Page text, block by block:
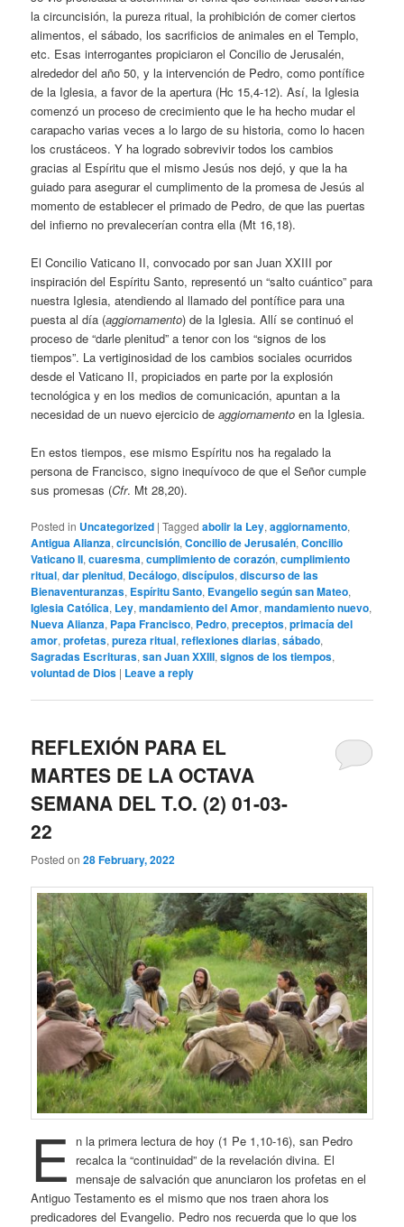
la circuncisión, la pureza ritual, la prohibición de comer ciertos
alimentos, el sábado, los sacrificios de animales en el Templo,
etc. Esas interrogantes propiciaron el Concilio de Jerusalén,
alrededor del año 50, y la intervención de Pedro, como pontífice
de la Iglesia, a favor de la apertura (Hc 15,4-12). Así, la Iglesia
comenzó un proceso de crecimiento que le ha hecho mudar el
carapacho varias veces a lo largo de su historia, como lo hacen
los crustáceos. Y ha logrado sobrevivir todos los cambios
gracias al Espíritu que el mismo Jesús nos dejó, y que la ha
guiado para asegurar el cumplimento de la promesa de Jesús al
momento de establecer el primado de Pedro, de que las puertas
del infierno no prevalecerían contra ella (Mt 16,18).
El Concilio Vaticano II, convocado por san Juan XXIII por
inspiración del Espíritu Santo, representó un “salto cuántico” para
nuestra Iglesia, atendiendo al llamado del pontífice para una
puesta al día (aggiornamento) de la Iglesia. Allí se continuó el
proceso de “darle plenitud” a tenor con los “signos de los
tiempos”. La vertiginosidad de los cambios sociales ocurridos
desde el Vaticano II, propiciados en parte por la explosión
tecnológica y en los medios de comunicación, apuntan a la
necesidad de un nuevo ejercicio deaggiornamento en la Iglesia.
En estos tiempos, ese mismo Espíritu nos ha regalado la
persona de Francisco, signo inequívoco de que el Señor cumple
sus promesas (Cfr. Mt 28,20).
Posted in Uncategorized |Tagged abolir la Ley,aggiornamento,
Antigua Alianza,circuncisión,Concilio de Jerusalén,Concilio
Vaticano II,cuaresma,cumplimiento de corazón,cumplimiento
ritual,dar plenitud, Decálogo,discípulos,discurso de las
Bienaventuranzas, Espíritu Santo, Evangelio según san Mateo,
Iglesia Católica, Ley,mandamiento del Amor,mandamiento nuevo,
Nueva Alianza, Papa Francisco, Pedro,preceptos,primacía del
amor,profetas,pureza ritual,reflexiones diarias,sábado,
Sagradas Escrituras,san Juan XXIII,signos de los tiempos,
voluntad de Dios | Leave a reply
REFLEXIÓN PARA EL
MARTES DE LA OCTAVA
SEMANA DEL T.O. (2) 01-03-
22
Posted on28 February, 2022
E n la primera lectura de hoy (1 Pe 1,10-16), san Pedro
recalca la “continuidad” de la revelación divina. El
mensaje de salvación que anunciaron los profetas en el
Antiguo Testamento es el mismo que nos traen ahora los
predicadores del Evangelio. Pedro nos recuerda que lo que los